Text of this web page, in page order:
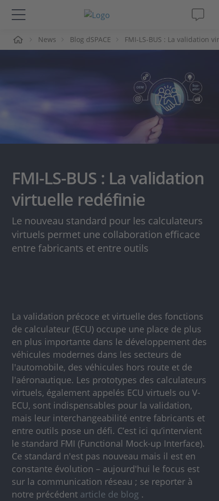
Solutions & Produits
Magazine
News Blog dSPACE FMI-LS-BUS : La validation
FMI-LS-BUS : La validation
virtuelle redéfinie
Le nouveau standard pour les calculateurs
virtuels permet une collaboration efficace
entre fabricants et entre outils
La validation précoce et virtuelle des fonctions
de calculateur (ECU) occupe une place de plus
en plus importante dans le développement des
véhicules modernes dans les secteurs de
l'automobile, des véhicules hors route et de
l'aéronautique. Les prototypes des calculateurs
virtuels, également appelés ECU virtuels ou V-
ECU, sont indispensables pour la validation,
mais leur interchangeabilité entre fabricants et
entre outils pose un défi. C’est ici qu’intervient
le standard FMI (Functional Mock-up Interface).
Ce standard n'est pas nouveau mais il est en
constante évolution – aujourd'hui le focus est
sur la communication réseau ; se reporter à
notre précédent article de blog .